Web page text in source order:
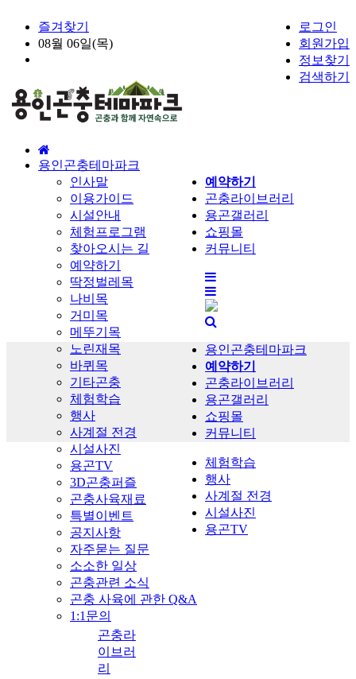
즐겨찾기
08월 06일(목)
로그인
회원가입
정보찾기
검색하기
으
로
용인곤충테마파크
인사말
이용가이드
시설안내
체험프로그램
찾아오시는 길
예약하기
예약하기
곤충라이브러리
딱정벌레목
나비목
거미목
메뚜기목
노린재목
바퀴목
기타곤충
용곤갤러리
체험학습
행사
사계절 전경
시설사진
용곤TV
쇼핑몰
3D곤충퍼즐
곤충사육재료
특별이벤트
커뮤니티
공지사항
자주묻는 질문
소소한 일상
곤충관련 소식
곤충 사육에 관한 Q&A
1:1문의
전
체
메
뉴
용인곤충테마파크
예약하기
곤충라이브러리
용곤갤러리
쇼핑몰
커뮤니티
체험학습
행사
사계절 전경
시설사진
용곤TV
곤충라
이브러
리